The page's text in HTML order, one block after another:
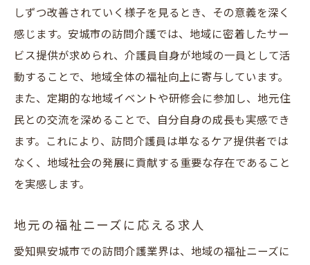
しずつ改善されていく様子を見るとき、その意義を深く
感じます。安城市の訪問介護では、地域に密着したサー
ビス提供が求められ、介護員自身が地域の一員として活
動することで、地域全体の福祉向上に寄与しています。
また、定期的な地域イベントや研修会に参加し、地元住
民との交流を深めることで、自分自身の成長も実感でき
ます。これにより、訪問介護員は単なるケア提供者では
なく、地域社会の発展に貢献する重要な存在であること
を実感します。
地元の福祉ニーズに応える求人
愛知県安城市での訪問介護業界は、地域の福祉ニーズに